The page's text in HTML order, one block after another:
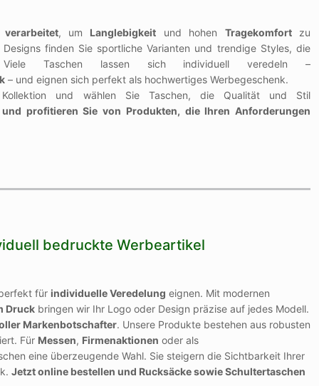
, um Langlebigkeit und hohen Tragekomfortzu
finden Sie sportliche Varianten und trendige Styles, die
Taschen lassen sich individuell veredeln –
– und eignen sich perfekt als hochwertiges Werbegeschenk.
und wählen Sie Taschen, die Qualität und Stil
profitieren Sie von Produkten, die Ihren Anforderungen
bedruckte Werbeartikel
für individuelle Veredelung eignen. Mit modernen
Druckbringen wir Ihr Logo oder Design präzise auf jedes Modell.
Markenbotschafter. Unsere Produkte bestehen aus robusten
Für Messen, Firmenaktionen oder als
eine überzeugende Wahl. Sie steigern die Sichtbarkeit Ihrer
Jetzt online bestellen und Rucksäcke sowie Schultertaschen